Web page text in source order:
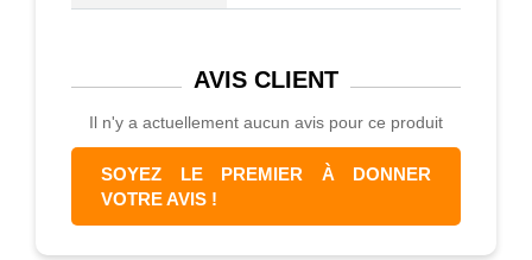
AVIS CLIENT
Il n'y a actuellement aucun avis pour ce produit
SOYEZ LE PREMIER À DONNER
VOTRE AVIS !